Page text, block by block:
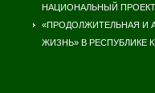
НАЦИОНАЛЬНЫЙ ПРОЕКТ
«ПРОДОЛЖИТЕЛЬНАЯ И
ЖИЗНЬ» В РЕСПУБЛИКЕ